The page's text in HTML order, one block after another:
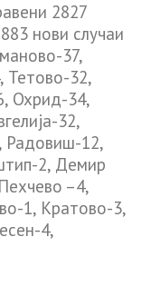
2827
нови случаи
37,
Тетово-32,
Охрид-34,
32,
Радовиш-12,
2, Демир
–4,
1, Кратово-3,
4,